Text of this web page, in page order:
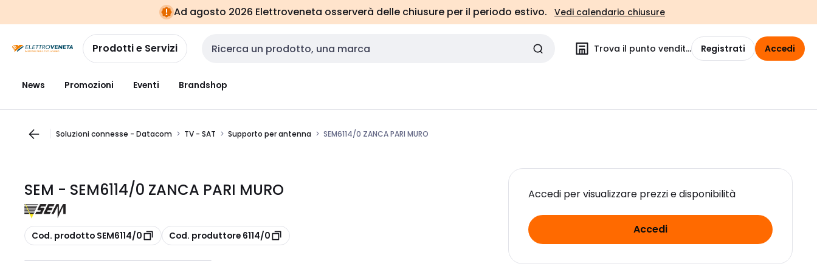
navigazionealla
pagina
Ad agosto 2026 Elettroveneta osserverà delle chiusure per il periodo estivo. Vedi calendario chiusure
Prodotti e Servizi Cerca input Trova il punto vendita Registrati Accedi
News Promozioni Eventi Brandshop
Soluzioni connesse - Datacom TV - SAT Supporto per antenna SEM6114/0 ZANCA PARI MURO
SEM - SEM6114/0 ZANCA PARI MURO
copia
Cod. prodotto SEM6114/0 copia
Cod. produttore 6114/0
Accedi per visualizzare prezzi e disponibilità
Accedi